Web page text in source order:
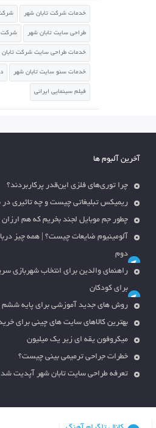
خدمات شرکت تابان شهر
طراحی سایت تابان شهر شرکت
خدمات طراحی سایت شرکت تابان
خدمات سئو سایت تابان شهر
فیلم سینمایی ایرانی
آخرین آلبوم ها
چرا توری‌های فلزی این‌قدر پرکاربردند؟
ریمیکس تبلیغاتی چیست و چه تاثیری در
چطور جم موبایل لجند بخریم که هم
آلومینیوم ضایعات چیست؟ | همه چیز
دوم
راهنمای والدین برای انتخاب شهربازی
برای کودکان
روش های جدید آموزشی برای پایه ششم
بهترین کالاهای سایت های چینی برای
میکروفون یقه ای زیر یک میلیون
خطرات جراحی ترمیمی بینی چیست؟
تعرفه طراحی سایت تابان شهر آپدیت شد